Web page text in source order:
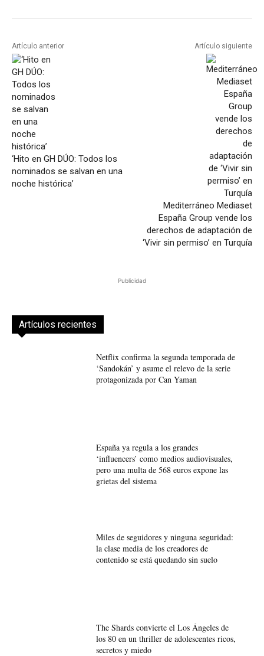
Artículo anterior
‘Hito en GH DÚO: Todos los
nominados se salvan en una
noche histórica’
Artículo siguiente
Mediterráneo Mediaset
España Group vende los
derechos de adaptación de
‘Vivir sin permiso’ en Turquía
Publicidad
Artículos recientes
Netflix confirma la segunda temporada de
‘Sandokán’ y asume el relevo de la serie
protagonizada por Can Yaman
España ya regula a los grandes
‘influencers’ como medios audiovisuales,
pero una multa de 568 euros expone las
grietas del sistema
Miles de seguidores y ninguna seguridad:
la clase media de los creadores de
contenido se está quedando sin suelo
The Shards convierte el Los Ángeles de
los 80 en un thriller de adolescentes ricos,
secretos y miedo